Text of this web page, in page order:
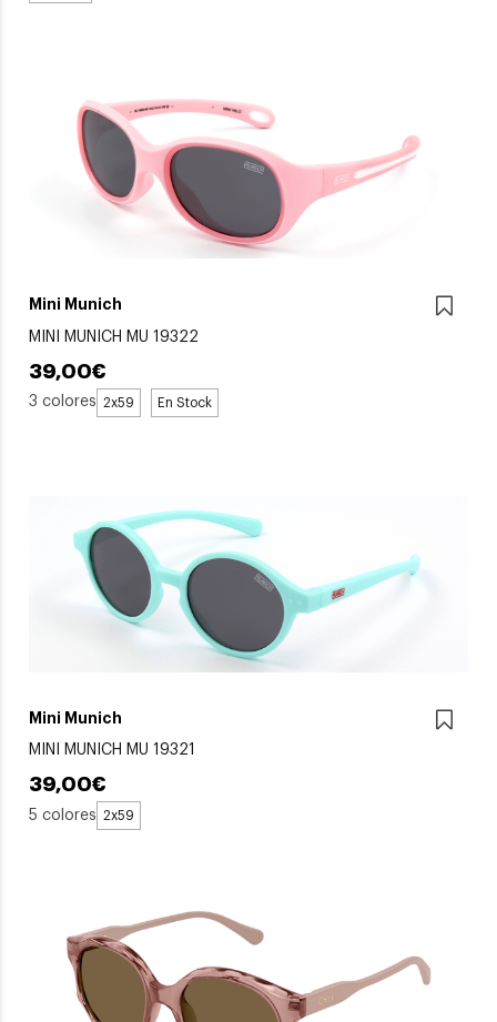
Mini Munich
MINI MUNICH MU 19322
39,00€
3 colores 2x59 En Stock
Mini Munich
MINI MUNICH MU 19321
39,00€
5 colores 2x59